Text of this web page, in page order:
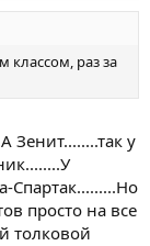
классом, раз за
Зенит........так у
Спартак.........Но
просто на все
толковой